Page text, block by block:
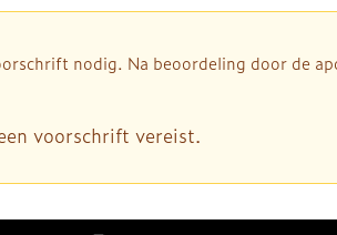
nodig. Na beoordeling door de
voorschrift vereist.